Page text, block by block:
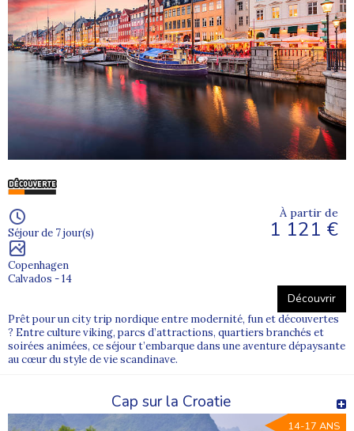
Séjour de 7 jour(s)
Copenhagen
Calvados - 14
À partir de
1 121 €
Découvrir
Prêt pour un city trip nordique entre modernité, fun et découvertes
? Entre culture viking, parcs d’attractions, quartiers branchés et
soirées animées, ce séjour t’embarque dans une aventure dépaysante
au cœur du style de vie scandinave.
Cap sur la Croatie
14-17 ANS